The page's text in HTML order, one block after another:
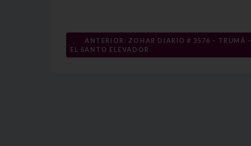
Navegación
de
←
ANTERIOR: ZOHAR DIARIO # 3576 – TRUMÁ –
EL SANTO ELEVADOR